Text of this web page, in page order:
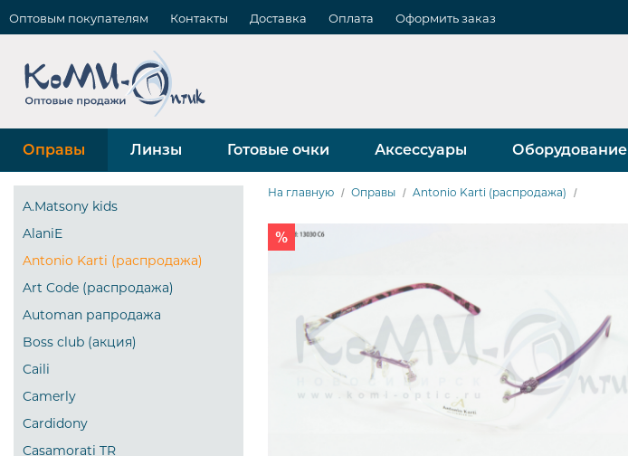
Оптовым покупателям Контакты Доставка Оплата Оформить заказ
Оправы Линзы Готовые очки Аксессуары Оборудование
A.Matsony kids
AlaniE
Antonio Karti (распродажа)
Art Code (распродажа)
Automan рапродажа
Boss club (акция)
Caili
Camerly
Cardidony
Casamorati TR
На главную Оправы Antonio Karti (распродажа)